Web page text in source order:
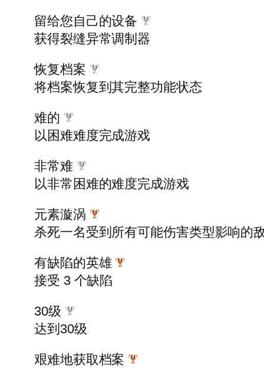
留给您自己的设备
获得裂缝异常调制器
恢复档案
将档案恢复到其完整功能状态
难的
以困难难度完成游戏
非常难
以非常困难的难度完成游戏
元素漩涡
杀死一名受到所有可能伤害类型影响的
有缺陷的英雄
接受 3 个缺陷
30级
达到30级
艰难地获取档案